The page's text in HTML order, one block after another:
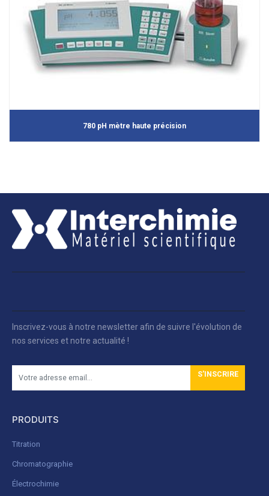
780 pH mètre haute précision
Inscrivez-vous à notre newsletter afin de suivre l'évolution de
nos services et notre actualité !
S'INSCRIRE
PRODUITS
Titration
Chromatographie
Électrochimie